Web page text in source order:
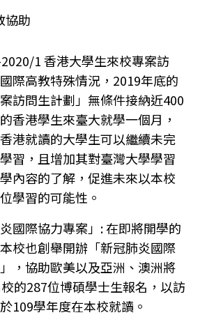
協助
1 香港大學生來校專案訪
際高教特殊情況，2019年底的
案訪問生計劃」無條件接納近400
香港學生來臺大就學一個月，
港就讀的大學生可以繼續未完
習，且增加其對臺灣大學學習
內容的了解，促進未來以本校
學習的可能性。
炎國際協力專案」: 在即將開學的
校也創舉開辦「新冠肺炎國際
，協助歐美以及亞洲、澳洲將
的287位博碩學士生報名，以訪
109學年度在本校就讀。